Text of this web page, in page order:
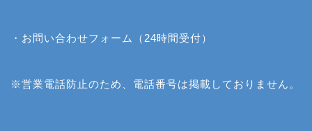
・ お問い合わせフォーム （24時間受付）
※営業電話防止のため、電話番号は掲載しておりません。